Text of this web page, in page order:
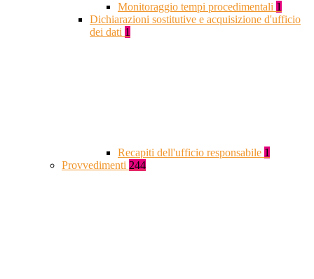
Monitoraggio tempi procedimentali 1
Dichiarazioni sostitutive e acquisizione d'ufficio
dei dati 1
Recapiti dell'ufficio responsabile 1
Provvedimenti 244